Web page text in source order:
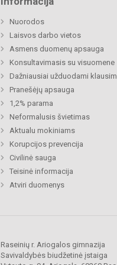
Nuorodos
Laisvos darbo vietos
Asmens duomenų apsauga
Konsultavimasis su visuomene
Dažniausiai užduodami
Pranešėjų apsauga
1,2% parama
Neformalusis švietimas
Aktualu mokiniams
Korupcijos prevencija
Civilinė sauga
Teisinė informacija
Atviri duomenys
Raseinių r. Ariogalos gimnazija
Savivaldybės biudžetinė įstaiga